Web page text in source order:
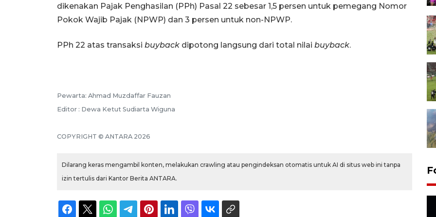
dikenakan Pajak Penghasilan (PPh) Pasal 22 sebesar 1,5 persen untuk pemegang Nomor
Pokok Wajib Pajak (NPWP) dan 3 persen untuk non-NPWP.
PPh 22 atas transaksi buyback dipotong langsung dari total nilai buyback.
Pewarta: Ahmad Muzdaffar Fauzan
Editor : Dewa Ketut Sudiarta Wiguna
COPYRIGHT © ANTARA 2026
Dilarang keras mengambil konten, melakukan crawling atau pengindeksan otomatis untuk AI di situs web ini tanpa
izin tertulis dari Kantor Berita ANTARA.